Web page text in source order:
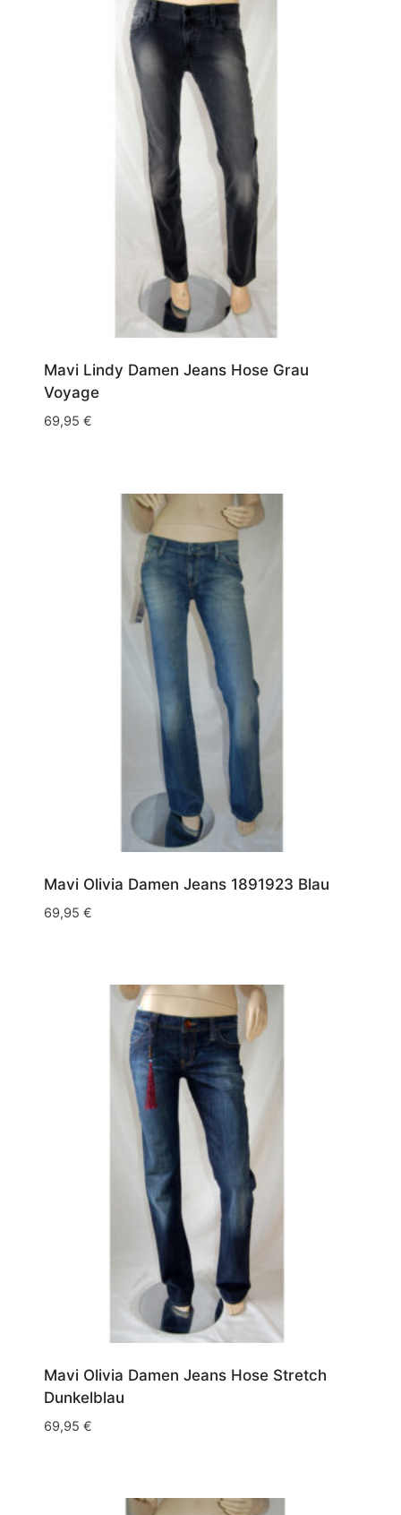
Mavi Lindy Damen Jeans Hose Grau
Voyage
69,95 €
Mavi Olivia Damen Jeans 1891923 Blau
69,95 €
Mavi Olivia Damen Jeans Hose Stretch
Dunkelblau
69,95 €